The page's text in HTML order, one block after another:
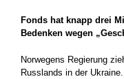
Fonds hat knapp drei
Bedenken wegen
Norwegens Regierung
Russlands in der